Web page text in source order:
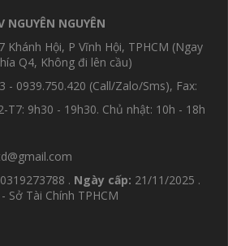
NGUYÊN NGUYÊN
Khánh Hội, P Vĩnh Hội, TPHCM (Ngay
Q4, Không đi lên cầu)
- 0939.750.420 (Call/Zalo/Sms), Fax:
T7: 9h30 - 19h30. Chủ nhật: 10h - 18h
. Ngày cấp: 21/11/2025 .
Sở Tài Chính TPHCM